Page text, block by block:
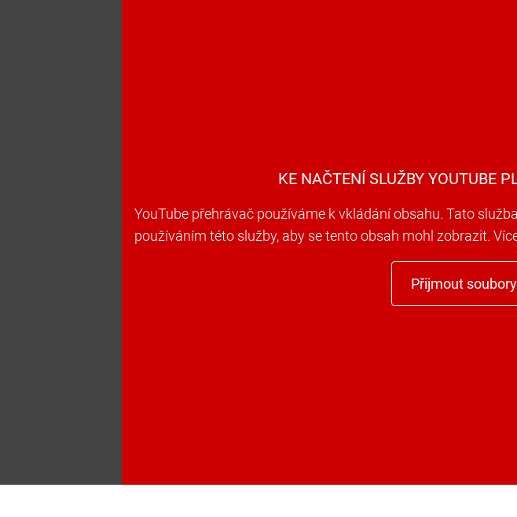
KE NAČTENÍ SLUŽBY YOUTUBE
YouTube přehrávač používáme k vkládání obsahu. Tato
používáním této služby, aby se tento obsah mohl zobrazit.
Přijmout